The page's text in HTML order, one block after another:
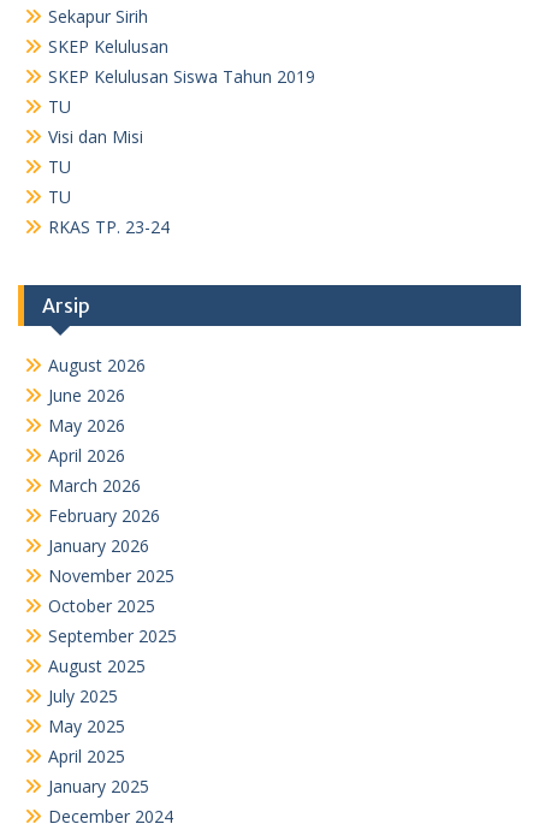
Sekapur Sirih
SKEP Kelulusan
SKEP Kelulusan Siswa Tahun 2019
TU
Visi dan Misi
TU
TU
RKAS TP. 23-24
Arsip
August 2026
June 2026
May 2026
April 2026
March 2026
February 2026
January 2026
November 2025
October 2025
September 2025
August 2025
July 2025
May 2025
April 2025
January 2025
December 2024